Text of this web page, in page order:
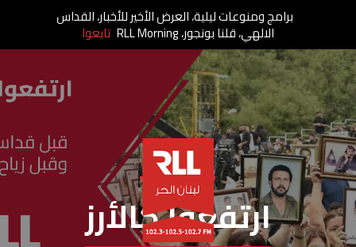
إرتفعوا كالأرز
ارتفعوا كالأرز
برامج ومنوعات ليلية، العرض الأخير للأخبار، القداس
الالهي، قلنا بونجور، RLL Morning تابعوا